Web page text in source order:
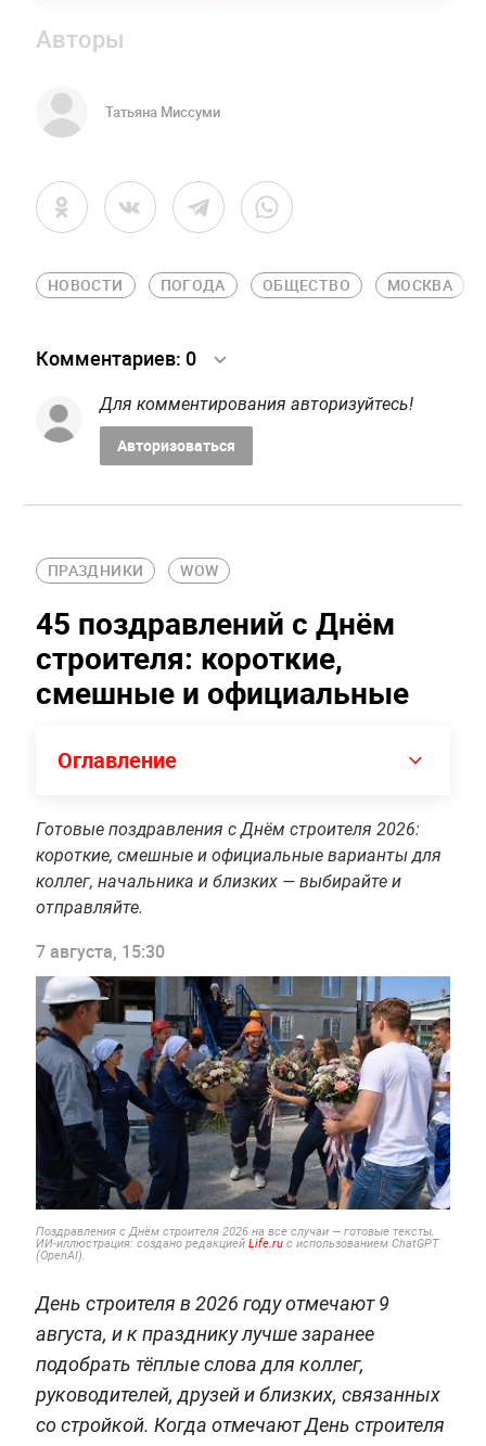
Авторы
Татьяна Миссуми
НОВОСТИ ПОГОДА ОБЩЕСТВО МОСКВА
Комментариев: 0
Для комментирования авторизуйтесь!
Авторизоваться
ПРАЗДНИКИ WOW
45 поздравлений с Днём
строителя: короткие,
смешные и официальные
Оглавление
Готовые поздравления с Днём строителя 2026:
короткие, смешные и официальные варианты для
коллег, начальника и близких — выбирайте и
отправляйте.
7 августа, 15:30
Поздравления с Днём строителя 2026 на все случаи — готовые тексты.
ИИ-иллюстрация: создано редакцией Life.ruс использованием ChatGPT
(OpenAI).
День строителя в 2026 году отмечают 9
августа, и к празднику лучше заранее
подобрать тёплые слова для коллег,
руководителей, друзей и близких, связанных
со стройкой. Когда отмечают День строителя